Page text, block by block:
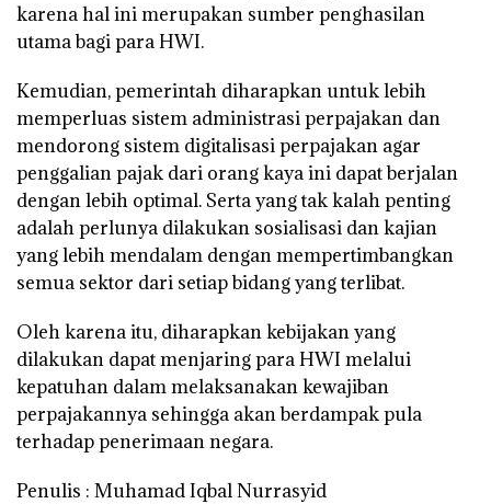
karena hal ini merupakan sumber penghasilan
utama bagi para HWI.
Kemudian, pemerintah diharapkan untuk lebih
memperluas sistem administrasi perpajakan dan
mendorong sistem digitalisasi perpajakan agar
penggalian pajak dari orang kaya ini dapat berjalan
dengan lebih optimal. Serta yang tak kalah penting
adalah perlunya dilakukan sosialisasi dan kajian
yang lebih mendalam dengan mempertimbangkan
semua sektor dari setiap bidang yang terlibat.
Oleh karena itu, diharapkan kebijakan yang
dilakukan dapat menjaring para HWI melalui
kepatuhan dalam melaksanakan kewajiban
perpajakannya sehingga akan berdampak pula
terhadap penerimaan negara.
Penulis : Muhamad Iqbal Nurrasyid